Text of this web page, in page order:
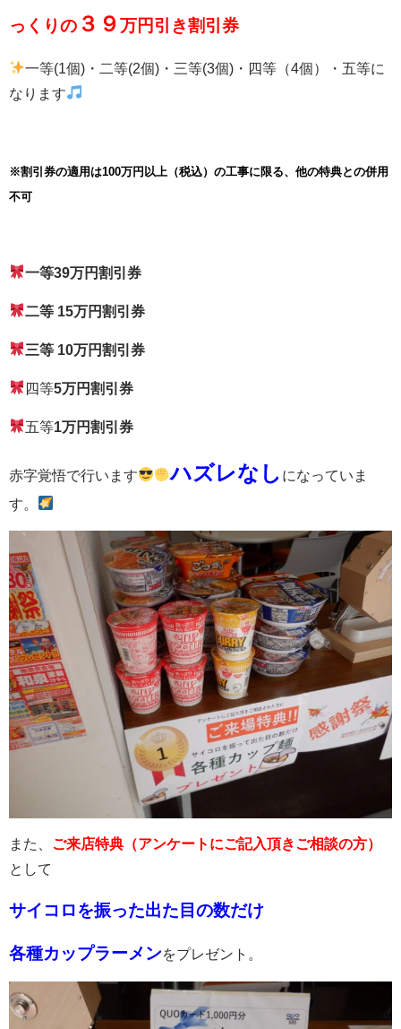
っくりの ３９ 万円引き割引券
一等(1個)・二等(2個)・三等(3個)・四等（4個）・五等に
なります
※割引券の適用は100万円以上（税込）の工事に限る、他の特典との併用
不可
一等39万円割引券
二等 15万円割引券
三等 10万円割引券
四等5万円割引券
五等1万円割引券
赤字覚悟で行います ハズレなし になっていま
す。
また、 ご来店特典（アンケートにご記入頂きご相談の方）
として
サイコロを振った出た目の数だけ
各種カップラーメンをプレゼント。